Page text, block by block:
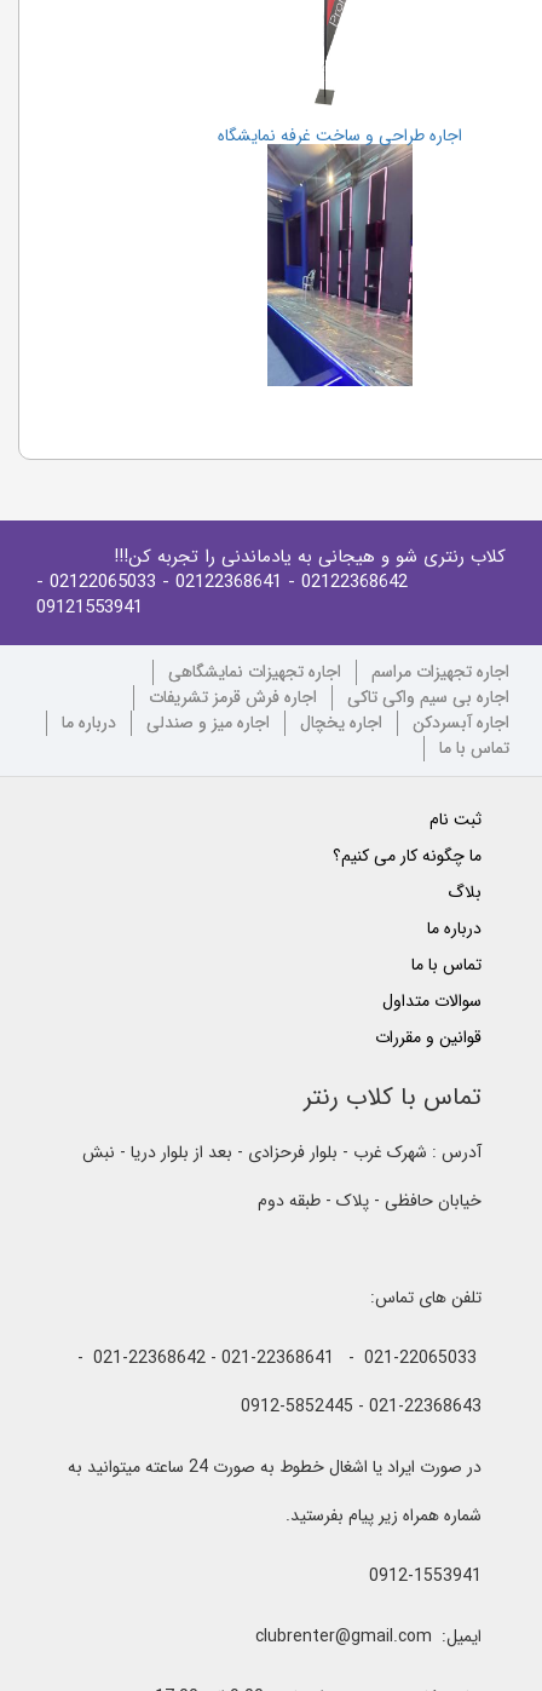
اجاره طراحی و ساخت غرفه نمایشگاه
کلاب رنتری شو و هیجانی به یادماندنی را تجربه کن!!!
02122368642
- 02122368641
- 02122065033
-
09121553941
اجاره تجهیزات مراسم
اجاره تجهیزات نمایشگاهی
اجاره بی سیم واکی تاکی
اجاره فرش قرمز تشریفات
اجاره آبسردکن
اجاره یخچال اجاره میز و صندلی
درباره ما
تماس با ما
ثبت نام
ما چگونه کار می کنیم؟
بلاگ
درباره ما
تماس با ما
سوالات متداول
قوانین و مقررات
تماس با کلاب رنتر
آدرس : شهرک غرب - بلوار فرحزادی - بعد از بلوار دریا - نبش
خیابان حافظی - پلاک - طبقه دوم
تلفن های تماس:
021-22065033 - 021-22368641 - 021-22368642 -
021-22368643 - 0912-5852445
در صورت ایراد یا اشغال خطوط به صورت 24 ساعته میتوانید به
شماره همراه زیر پیام بفرستید.
0912-1553941
ایمیل: clubrenter@gmail.com